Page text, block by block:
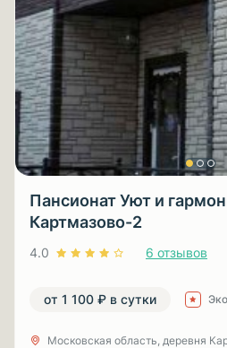
Пансионат Уют и
Картмазово-2
4.0 6 отзывов
от 1 100 ₽ в сутки
Московская область, деревня